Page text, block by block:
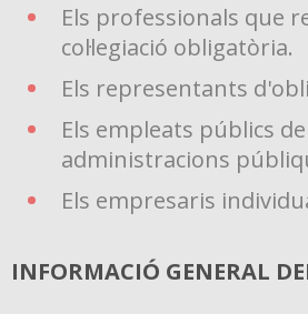
Els professionals que
col·legiació obligatòria.
Els representants
Els empleats públics
administracions
Els empresaris
INFORMACIÓ GENERAL